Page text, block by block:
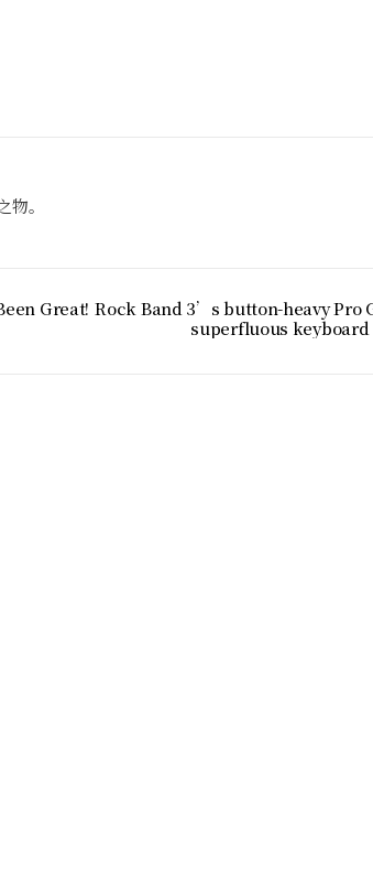
。
Great! Rock Band 3’s button-heavy Pro
superfluous